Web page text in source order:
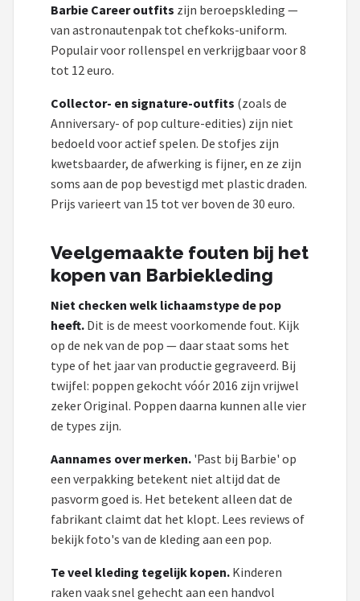
Barbie Career outfits zijn beroepskleding —
van astronautenpak tot chefkoks-uniform.
Populair voor rollenspel en verkrijgbaar voor 8
tot 12 euro.
Collector- en signature-outfits (zoals de
Anniversary- of pop culture-edities) zijn niet
bedoeld voor actief spelen. De stofjes zijn
kwetsbaarder, de afwerking is fijner, en ze zijn
soms aan de pop bevestigd met plastic draden.
Prijs varieert van 15 tot ver boven de 30 euro.
Veelgemaakte fouten bij het
kopen van Barbiekleding
Niet checken welk lichaamstype de pop
heeft. Dit is de meest voorkomende fout. Kijk
op de nek van de pop — daar staat soms het
type of het jaar van productie gegraveerd. Bij
twijfel: poppen gekocht vóór 2016 zijn vrijwel
zeker Original. Poppen daarna kunnen alle vier
de types zijn.
Aannames over merken. 'Past bij Barbie' op
een verpakking betekent niet altijd dat de
pasvorm goed is. Het betekent alleen dat de
fabrikant claimt dat het klopt. Lees reviews of
bekijk foto's van de kleding aan een pop.
Te veel kleding tegelijk kopen. Kinderen
raken vaak snel gehecht aan een handvol